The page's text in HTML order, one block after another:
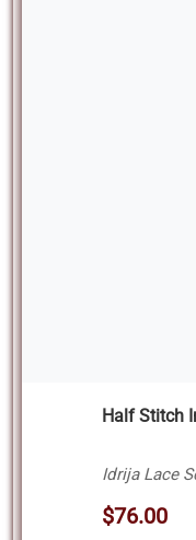
Half Stitch
Idrija Lace
$76.00